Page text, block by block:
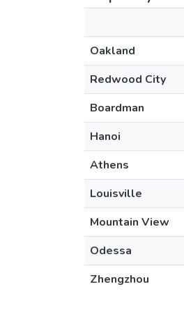
Oakland
Redwood City
Boardman
Hanoi
Athens
Louisville
Mountain View
Odessa
Zhengzhou